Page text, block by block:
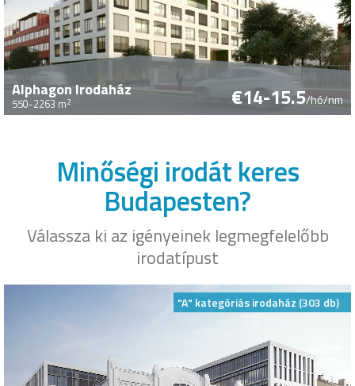
Alphagon Irodaház
550-2263 m2 €14-15.5/hó/nm
Minőségi irodát keres
Budapesten?
Válassza ki az igényeinek legmegfelelőbb
irodatípust
"A" kategóriás irodaház (303 db)